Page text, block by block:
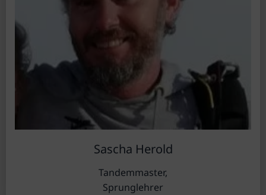
Sascha Herold
Tandemmaster,
Sprunglehrer